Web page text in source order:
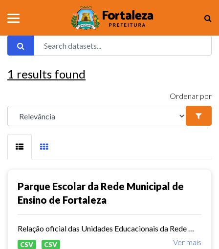
1 results found
Ordenar por
Parque Escolar da Rede Municipal de
Ensino de Fortaleza
Ver mais
CSV CSV